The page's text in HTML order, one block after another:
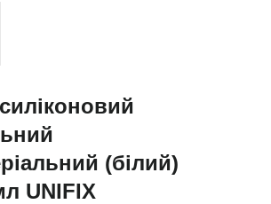
(білий)
UNIFIX